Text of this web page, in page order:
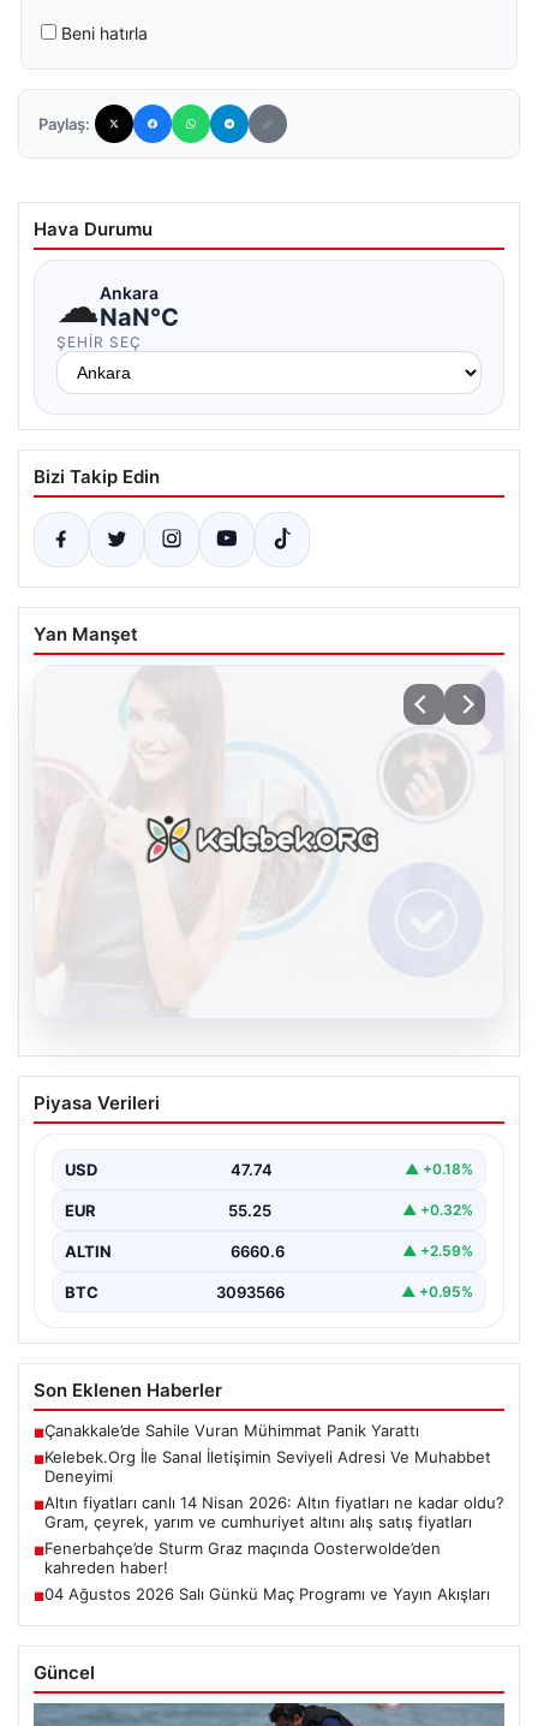
Beni hatırla
Paylaş:
Hava Durumu
☁Ankara
NaN°C
ŞEHIR SEÇ
Bizi Takip Edin
Yan Manşet
Kelebek.Org İle Sanal İletişimin Seviyeli
Adresi Ve Muhabbet Deneyimi
oluşturması kritik bir önem barındırmaktadır. Güncel
olarak…
Piyasa Verileri
USD 47.74 ▲ +0.18%
EUR 55.25 ▲ +0.32%
ALTIN 6660.6 ▲ +2.59%
BTC 3093566 ▲ +0.95%
Son Eklenen Haberler
■Çanakkale’de Sahile Vuran Mühimmat Panik Yarattı
■Kelebek.Org İle Sanal İletişimin Seviyeli Adresi Ve Muhabbet
Deneyimi
■Altın fiyatları canlı 14 Nisan 2026: Altın fiyatları ne kadar oldu?
Gram, çeyrek, yarım ve cumhuriyet altını alış satış fiyatları
■Fenerbahçe’de Sturm Graz maçında Oosterwolde’den
kahreden haber!
■04 Ağustos 2026 Salı Günkü Maç Programı ve Yayın Akışları
Güncel